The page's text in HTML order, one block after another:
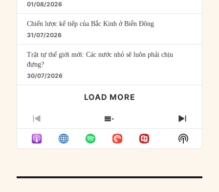
01/08/2026
Chiến lược kế tiếp của Bắc Kinh ở Biển Đông
31/07/2026
Trật tự thế giới mới: Các nước nhỏ sẽ luôn phải chịu
đựng?
30/07/2026
LOAD MORE
PREVIOUS
EPISODE
SHOW
EPISODES
LIST
NEXT
Show
Podcast